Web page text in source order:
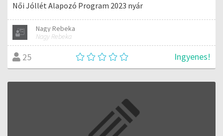
Női Jóllét Alapozó Program 2023 nyár
Nagy Rebeka
Nagy Rebeka
25 Ingyenes!